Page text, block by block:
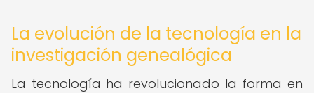
La evolución de la tecnología en la
investigación genealógica
La tecnología ha revolucionado la forma en